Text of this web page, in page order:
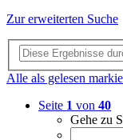
Zur erweiterten Suche
Alle als gelesen
Seite 1 von 40
Gehe zu